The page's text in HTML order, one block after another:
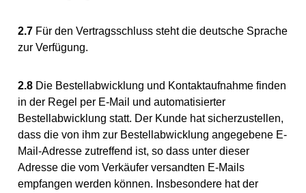
2.7 Für den Vertragsschluss steht die deutsche Sprache
zur Verfügung.
2.8 Die Bestellabwicklung und Kontaktaufnahme finden
in der Regel per E-Mail und automatisierter
Bestellabwicklung statt. Der Kunde hat sicherzustellen,
dass die von ihm zur Bestellabwicklung angegebene E-
Mail-Adresse zutreffend ist, so dass unter dieser
Adresse die vom Verkäufer versandten E-Mails
empfangen werden können. Insbesondere hat der